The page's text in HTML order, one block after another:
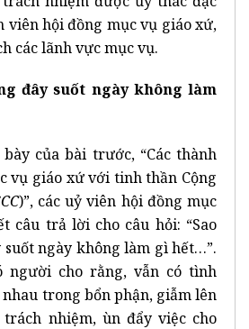
viên hội đồng mục vụ giáo xứ,
các lãnh vực mục vụ.
đây suốt ngày không làm
của bài trước, “Các thành
vụ giáo xứ với tinh thần Cộng
)”, các uỷ viên hội đồng mục
câu trả lời cho câu hỏi: “Sao
suốt ngày không làm gì hết…”.
người cho rằng, vẫn có tình
trong bổn phận, giẫm lên
nhiệm, ùn đẩy việc cho